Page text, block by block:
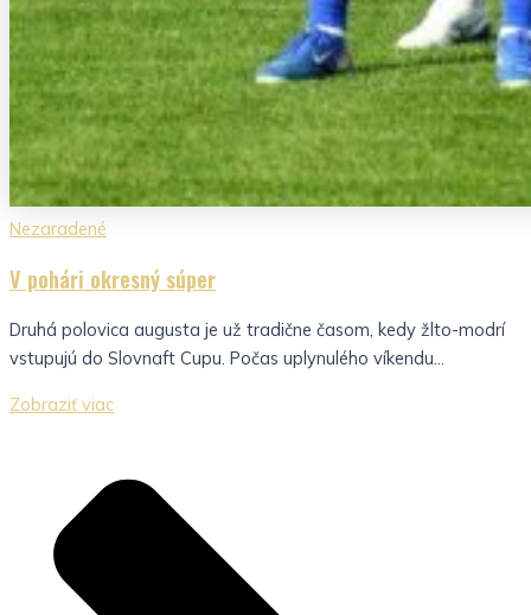
Nezaradené
V pohári okresný súper
Druhá polovica augusta je už tradične časom, kedy žlto-modrí
vstupujú do Slovnaft Cupu. Počas uplynulého víkendu...
Zobraziť viac